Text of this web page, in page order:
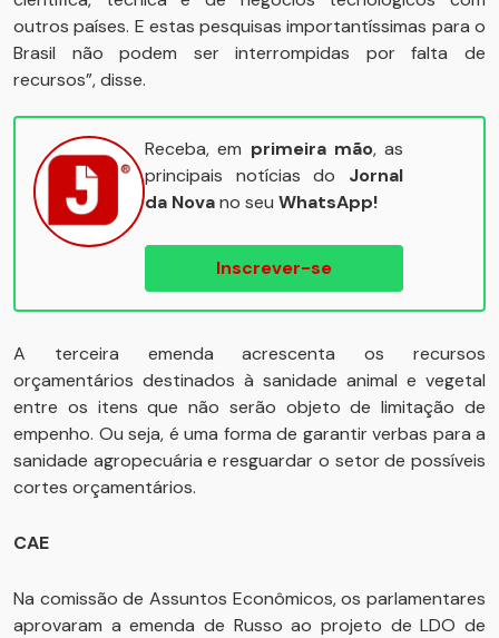
outros países. E estas pesquisas importantíssimas para o
Brasil não podem ser interrompidas por falta de
recursos”, disse.
Receba, em primeira mão, as
principais notícias do Jornal
da Novano seu WhatsApp!
Inscrever-se
A terceira emenda acrescenta os recursos
orçamentários destinados à sanidade animal e vegetal
entre os itens que não serão objeto de limitação de
empenho. Ou seja, é uma forma de garantir verbas para a
sanidade agropecuária e resguardar o setor de possíveis
cortes orçamentários.
CAE
Na comissão de Assuntos Econômicos, os parlamentares
aprovaram a emenda de Russo ao projeto de LDO de